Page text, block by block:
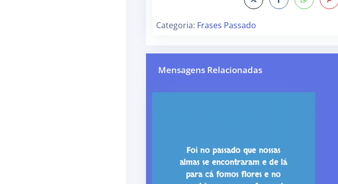
Categoria: Frases Passado
Mensagens Relacionadas